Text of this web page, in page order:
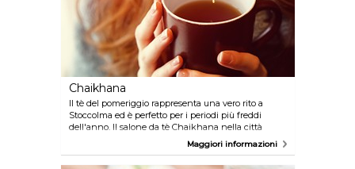
Chaikhana
Il tè del pomeriggio rappresenta una vero rito a
Stoccolma ed è perfetto per i periodi più freddi
dell'anno. Il salone da tè Chaikhana nella città
vecchia (Gamla Stan) serve tè di prima categoria
provenienti da ogni angolo del mondo, anche
durante il resto della giornata.
Maggiori informazioni